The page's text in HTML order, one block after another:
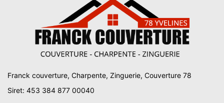
Franck couverture, Charpente, Zinguerie, Couverture 78
Siret: 453 384 877 00040